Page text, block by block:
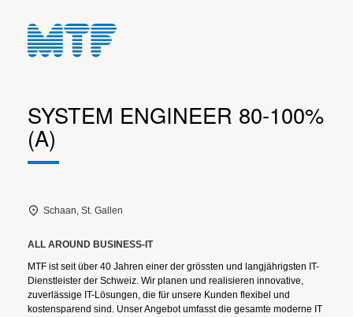
SYSTEM ENGINEER 80-100%
(A)
Schaan, St. Gallen
ALL AROUND BUSINESS-IT
MTF ist seit über 40 Jahren einer der grössten und langjährigsten IT-
Dienstleister der Schweiz. Wir planen und realisieren innovative,
zuverlässige IT-Lösungen, die für unsere Kunden flexibel und
kostensparend sind. Unser Angebot umfasst die gesamte moderne IT